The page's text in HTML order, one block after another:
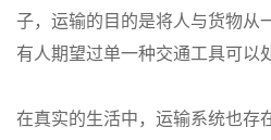
子，运输的目的是将人与货物从
有人期望过单一种交通工具可以
在真实的生活中，运输系统也存